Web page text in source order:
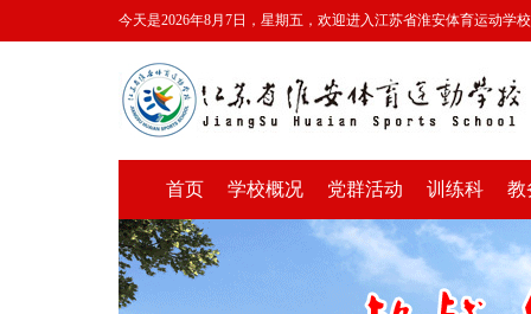
今天是2026年8月7日，星期五，欢迎进入江苏省淮安体育运动学
首页 学校概况 党群活动 训练科 教